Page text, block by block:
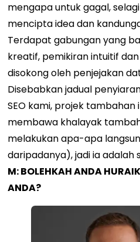
mengapa untuk gagal,
mencipta idea dan
Terdapat gabungan yang
kreatif, pemikiran intuitif
disokong oleh penjejakan
Disebabkan jadual
SEO kami, projek tambahan
membawa khalayak
melakukan apa-apa
daripadanya), jadi ia adalah
M: BOLEHKAH ANDA
ANDA?